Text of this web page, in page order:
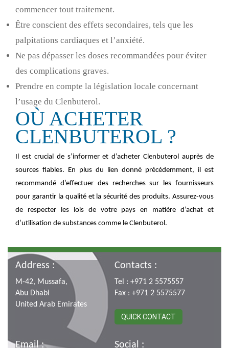
commencer tout traitement.
Être conscient des effets secondaires, tels que les
palpitations cardiaques et l’anxiété.
Ne pas dépasser les doses recommandées pour éviter
des complications graves.
Prendre en compte la législation locale concernant
l’usage du Clenbuterol.
OÙ ACHETER
CLENBUTEROL ?
Il est crucial de s’informer et d’acheter Clenbuterol auprès de
sources fiables. En plus du lien donné précédemment, il est
recommandé d’effectuer des recherches sur les fournisseurs
pour garantir la qualité et la sécurité des produits. Assurez-vous
de respecter les lois de votre pays en matière d’achat et
d’utilisation de substances comme le Clenbuterol.
Address :
M-42, Mussafa,
Abu Dhabi
United Arab Emirates
Contacts :
Tel : +971 2 5575557
Fax : +971 2 5575577
QUICK CONTACT
Email : Social :